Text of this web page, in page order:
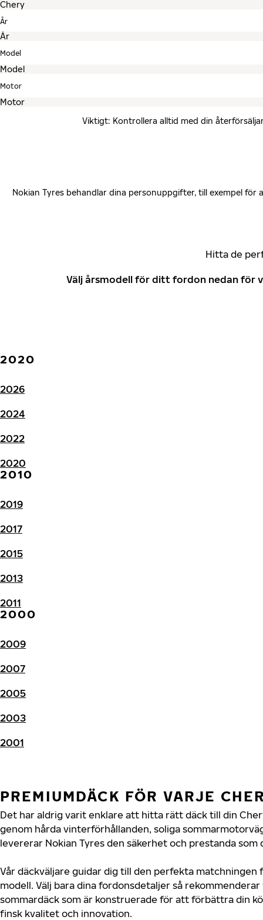
År
Model
Motor
Viktigt: Kontrollera alltid med din
Nokian Tyres behandlar dina personuppgifter, till exempel
Hitta de
Välj årsmodell för ditt fordon nedan för
2020
2026
2024
2022
2020
2010
2019
2017
2015
2013
2011
2000
2009
2007
2005
2003
2001
PREMIUMDÄCK FÖR VARJE
Det har aldrig varit enklare att hitta rätt däck till din
genom hårda vinterförhållanden, soliga
levererar Nokian Tyres den säkerhet och prestanda som
Vår däckväljare guidar dig till den perfekta matchningen
modell. Välj bara dina fordonsdetaljer så
sommardäck som är konstruerade för att förbättra din
finsk kvalitet och innovation.